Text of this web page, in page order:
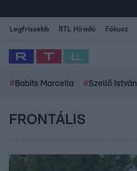
Legfrissebb RTL Híradó Fókusz
# Babits Marcella #Szellő István
FRONTÁLIS